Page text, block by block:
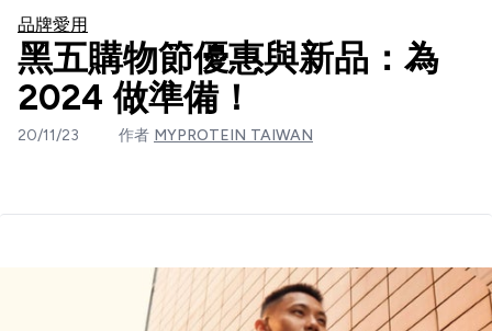
品牌愛用
黑五購物節優惠與新品：為
2024 做準備！
20/11/23 作者 MYPROTEIN TAIWAN